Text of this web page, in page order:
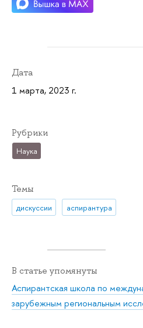
Дата
1 марта, 2023 г.
Рубрики
Наука
Темы
дискуссии аспирантура
В статье упомянуты
Аспирантская школа по
зарубежным региональным